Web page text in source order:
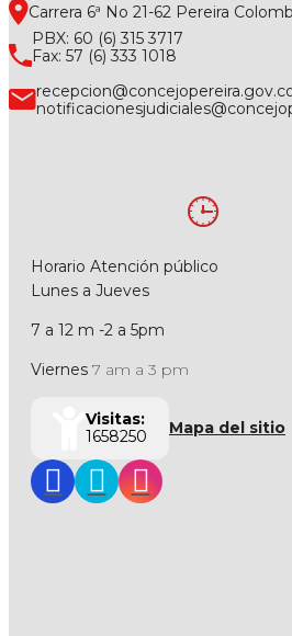
Carrera 6ª No 21-62 Pereira
PBX: 60 (6) 315 3717
Fax: 57 (6) 333 1018
Horario Atención público
Lunes a Jueves
7 a 12 m -2 a 5pm
Viernes 7 am a 3 pm
Visitas:
1658250
Mapa del sitio